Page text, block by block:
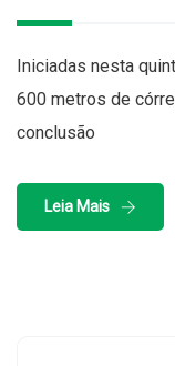
Iniciadas nesta
600 metros de
conclusão
Leia Mais